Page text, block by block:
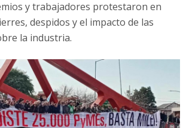
y trabajadores protestaron en
despidos y el impacto de las
la industria.